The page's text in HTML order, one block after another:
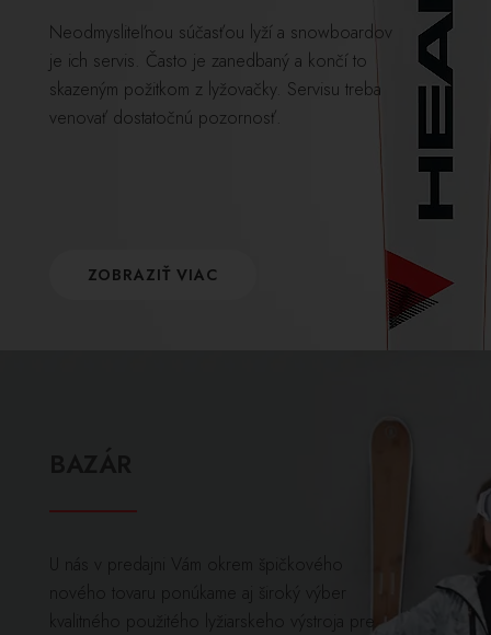
Neodmysliteľnou súčasťou lyží a snowboardov
je ich servis. Často je zanedbaný a končí to
skazeným požitkom z lyžovačky. Servisu treba
venovať dostatočnú pozornosť.
ZOBRAZIŤ VIAC
U nás v predajni Vám okrem špičkového
nového tovaru ponúkame aj široký výber
kvalitného použitého lyžiarskeho výstroja pre